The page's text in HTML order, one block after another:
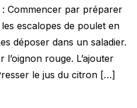
Commencer par préparer
escalopes de poulet en
déposer dans un saladier.
l’oignon rouge. L’ajouter
le jus du citron […]